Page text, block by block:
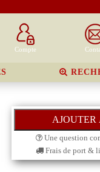
Compte
Une question
Frais de port &